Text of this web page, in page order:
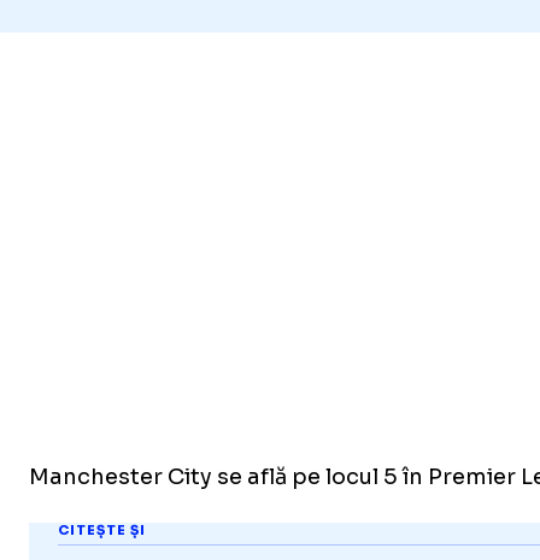
Manchester City se află pe locul 5 în Premier
CITEȘTE ȘI